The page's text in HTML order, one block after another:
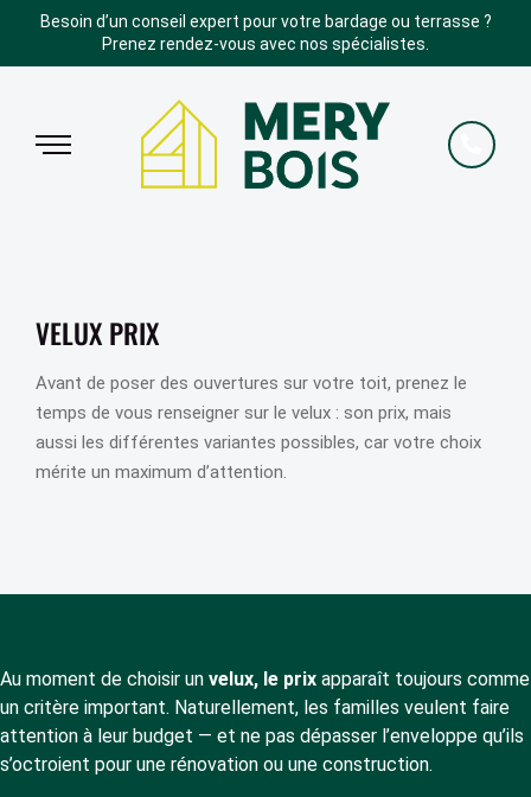
Besoin d’un conseil expert pour votre bardage ou terrasse ?
Prenez rendez-vous avec nos spécialistes.
VELUX PRIX
Avant de poser des ouvertures sur votre toit, prenez le
temps de vous renseigner sur le velux : son prix, mais
aussi les différentes variantes possibles, car votre choix
mérite un maximum d’attention.
Au moment de choisir un velux, le prix apparaît toujours comme
un critère important. Naturellement, les familles veulent faire
attention à leur budget — et ne pas dépasser l’enveloppe qu’ils
s’octroient pour une rénovation ou une construction.